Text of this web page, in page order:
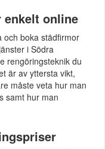
enkelt online
och boka städfirmor
i Södra
rengöringsteknik du
är av yttersta vikt,
måste veta hur man
samt hur man